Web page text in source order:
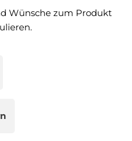
Wünsche zum Produkt